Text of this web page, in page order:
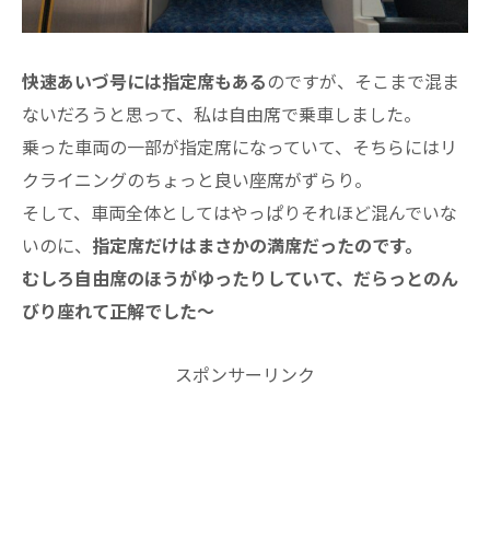
快速あいづ号には指定席もあるのですが、そこまで混ま
ないだろうと思って、私は自由席で乗車しました。
乗った車両の一部が指定席になっていて、そちらにはリ
クライニングのちょっと良い座席がずらり。
そして、車両全体としてはやっぱりそれほど混んでいな
いのに、 指定席だけはまさかの満席だったのです。
むしろ自由席のほうがゆったりしていて、だらっとのん
びり座れて正解でした～
スポンサーリンク